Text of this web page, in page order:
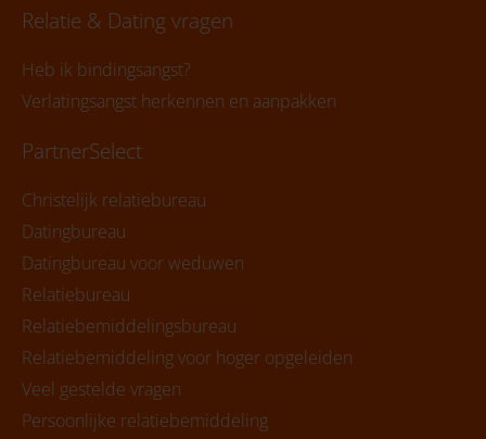
Relatie & Dating vragen
Heb ik bindingsangst?
Verlatingsangst herkennen en aanpakken
PartnerSelect
Christelijk relatiebureau
Datingbureau
Datingbureau voor weduwen
Relatiebureau
Relatiebemiddelingsbureau
Relatiebemiddeling voor hoger opgeleiden
Veel gestelde vragen
Persoonlijke relatiebemiddeling